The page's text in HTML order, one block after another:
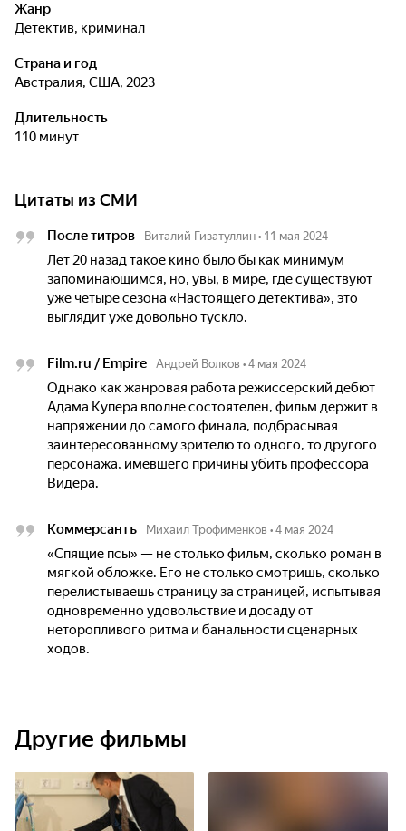
Жанр
детектив, криминал
Страна и год
Австралия, США, 2023
Длительность
110 минут
Цитаты из СМИ
После титров Виталий Гизатуллин • 11 мая 2024
Лет 20 назад такое кино было бы как минимум
запоминающимся, но, увы, в мире, где существуют
уже четыре сезона «Настоящего детектива», это
выглядит уже довольно тускло.
Film.ru / Empire Андрей Волков • 4 мая 2024
Однако как жанровая работа режиссерский дебют
Адама Купера вполне состоятелен, фильм держит в
напряжении до самого финала, подбрасывая
заинтересованному зрителю то одного, то другого
персонажа, имевшего причины убить профессора
Видера.
Коммерсантъ Михаил Трофименков • 4 мая 2024
«Спящие псы» — не столько фильм, сколько роман в
мягкой обложке. Его не столько смотришь, сколько
перелистываешь страницу за страницей, испытывая
одновременно удовольствие и досаду от
неторопливого ритма и банальности сценарных
ходов.
Другие фильмы